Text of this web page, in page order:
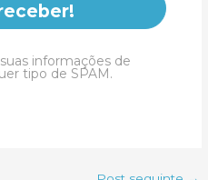
informações de
tipo de SPAM.